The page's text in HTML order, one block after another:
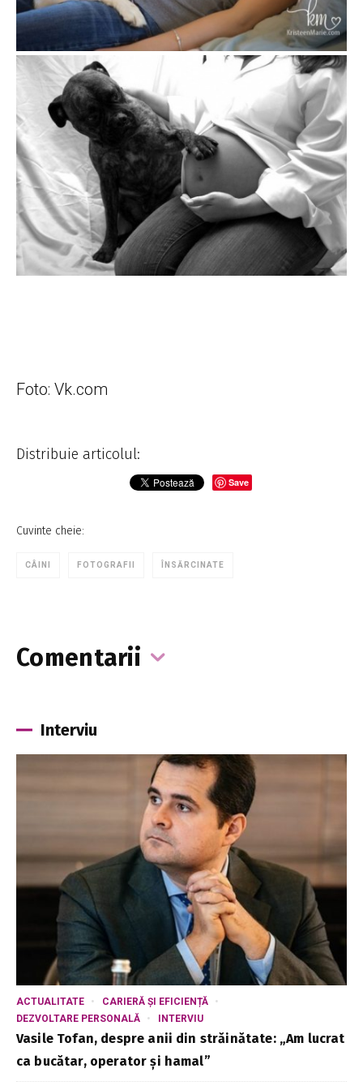
Foto: Vk.com
Distribuie articolul:
Save
Cuvinte cheie:
CÂINI FOTOGRAFII ÎNSĂRCINATE
Comentarii
Interviu
ACTUALITATE
CARIERĂ ȘI EFICIENȚĂ
DEZVOLTARE PERSONALĂ
INTERVIU
Vasile Tofan, despre anii din străinătate: „Am lucrat
ca bucătar, operator și hamal”